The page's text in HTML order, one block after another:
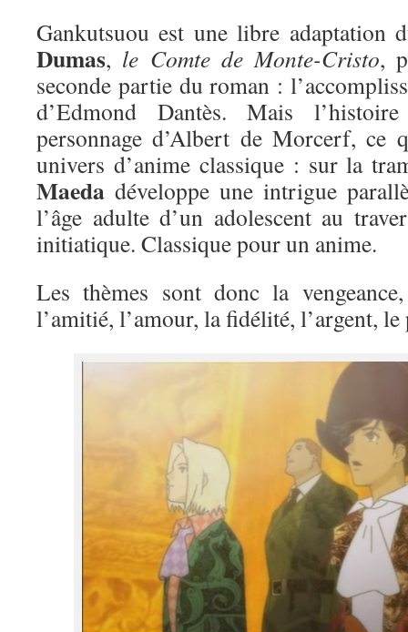
Gankutsuou est une libre adaptation
Dumas, le Comte de Monte-Cristo,
seconde partie du roman :
d’Edmond Dantès. Mais
personnage d’Albert de Morcerf, ce
univers d’anime classique : sur la
Maeda développe une intrigue
l’âge adulte d’un adolescent au
initiatique. Classique pour un anime.
Les thèmes sont donc la
l’amitié, l’amour, la fidélité, l’argent,